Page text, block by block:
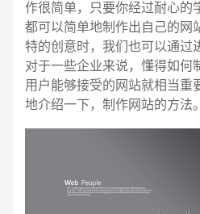
作很简单，只要你经过耐心的
都可以简单地制作出自己的网
特的创意时，我们也可以通过
对于一些企业来说，懂得如何
用户能够接受的网站就相当重
地介绍一下，制作网站的方法。